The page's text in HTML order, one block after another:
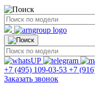
+7 (495) 109-03-53 +7
Заказать звонок